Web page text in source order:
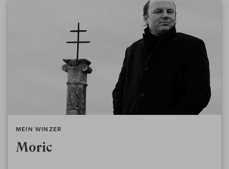
MEIN WINZER
Moric